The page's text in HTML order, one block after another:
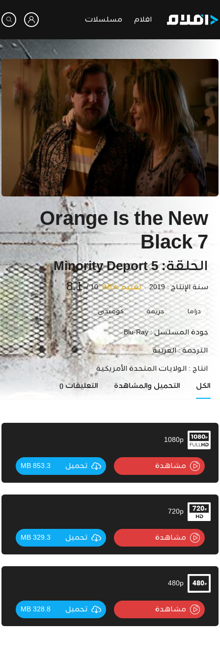
افلام مسلسلات
Orange Is the New
Black 7
الحلقة: 5 Minority Deport
سنة الإنتاج : 2019 تقييم IMDb 10 /
8.1
دراما جريمة كوميدي
جودة المسلسل :Blu-Ray
الترجمة :العربية
انتاج : الولايات المتحدة الأمريكية
الكل التحميل والمشاهدة التعليقات ()
1080p
مشاهدة تحميل 853.3 MB
720p
مشاهدة تحميل 329.3 MB
480p
مشاهدة تحميل 328.8 MB